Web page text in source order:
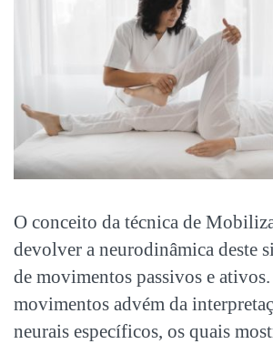
O conceito da técnica de
devolver a neurodinâmica deste
de movimentos passivos e ativos.
movimentos advém da
neurais específicos, os quais